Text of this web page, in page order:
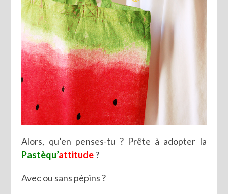
Alors, qu’en penses-tu ? Prête à adopter la
Pastèqu’attitude?
Avec ou sans pépins ?